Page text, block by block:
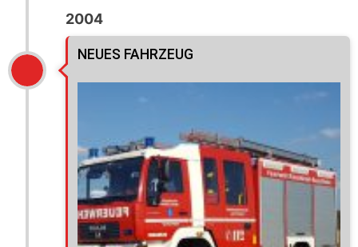
2004
NEUES FAHRZEUG